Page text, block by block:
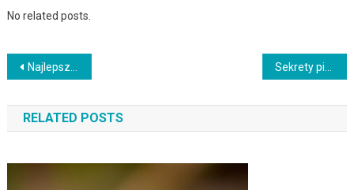
No related posts.
Nawigacja
wpisu
Najlepsze kremy przeciwzmarszczkowe na rynku – ranking
RELATED POSTS